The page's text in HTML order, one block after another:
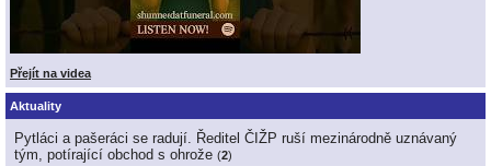
Přejít na videa
Aktuality
Pytláci a pašeráci se radují. Ředitel ČIŽP ruší mezinárodně uznávaný
tým, potírající obchod s ohrože (2)